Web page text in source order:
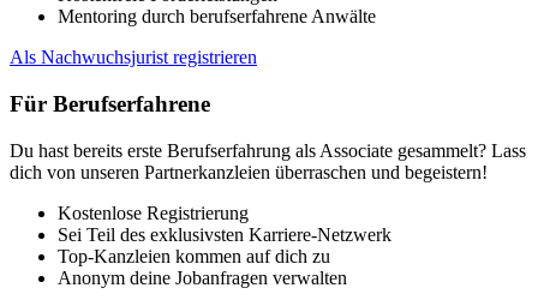
Mentoring durch berufserfahrene Anwälte
Als Nachwuchsjurist registrieren
Für Berufserfahrene
Du hast bereits erste Berufserfahrung als Associate gesammelt? Lass
dich von unseren Partnerkanzleien überraschen und begeistern!
Kostenlose Registrierung
Sei Teil des exklusivsten Karriere-Netzwerk
Top-Kanzleien kommen auf dich zu
Anonym deine Jobanfragen verwalten